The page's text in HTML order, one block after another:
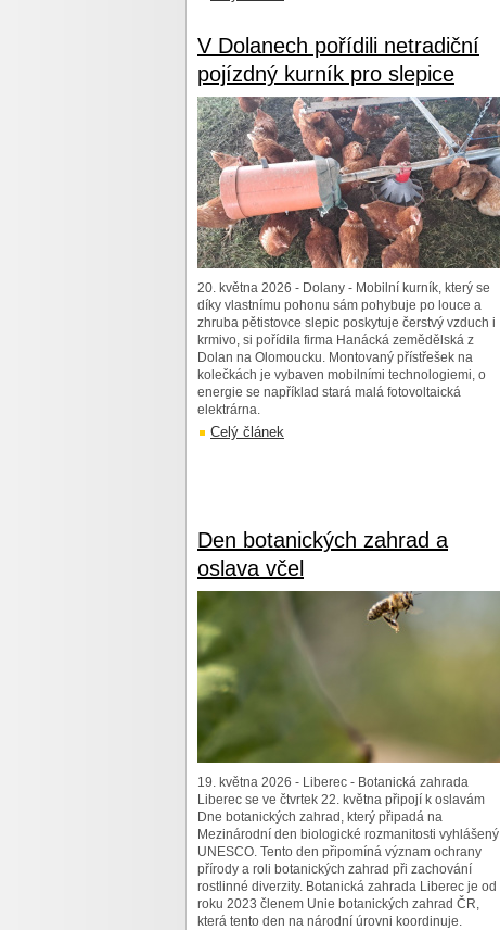
V Dolanech pořídili netradiční
pojízdný kurník pro slepice
20. května 2026 - Dolany - Mobilní kurník, který se
díky vlastnímu pohonu sám pohybuje po louce a
zhruba pětistovce slepic poskytuje čerstvý vzduch i
krmivo, si pořídila firma Hanácká zemědělská z
Dolan na Olomoucku. Montovaný přístřešek na
kolečkách je vybaven mobilními technologiemi, o
energie se například stará malá fotovoltaická
elektrárna.
Celý článek
Den botanických zahrad a
oslava včel
19. května 2026 - Liberec - Botanická zahrada
Liberec se ve čtvrtek 22. května připojí k oslavám
Dne botanických zahrad, který připadá na
Mezinárodní den biologické rozmanitosti vyhlášený
UNESCO. Tento den připomíná význam ochrany
přírody a roli botanických zahrad při zachování
rostlinné diverzity. Botanická zahrada Liberec je od
roku 2023 členem Unie botanických zahrad ČR,
která tento den na národní úrovni koordinuje.